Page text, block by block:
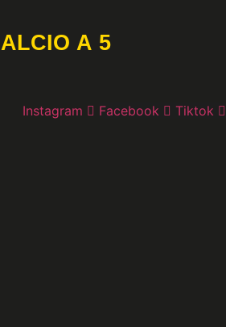
A 5
Instagram Facebook Tiktok